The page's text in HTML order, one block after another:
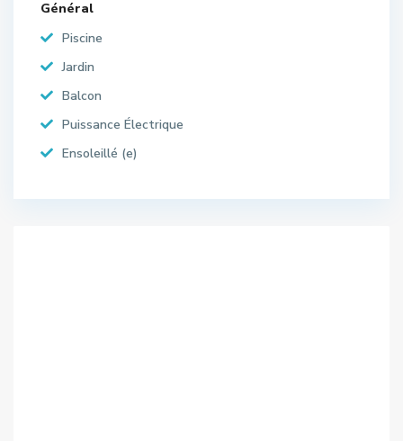
Général
Piscine
Jardin
Balcon
Puissance Électrique
Ensoleillé (e)